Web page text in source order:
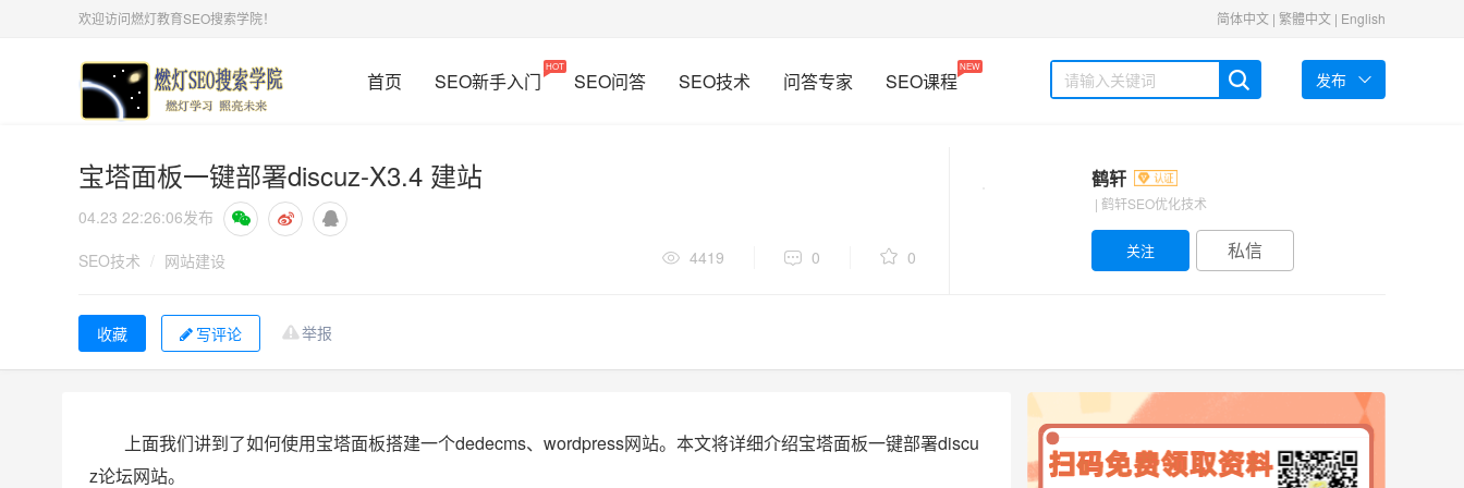
欢迎访问燃灯教育SEO搜索学院！ 简体中文 | 繁體中文 | English
首页 SEO新手入门
HOT
SEO问答 SEO技术 问答专家 SEO课程
NEW
发布
宝塔面板一键部署discuz-X3.4 建站
04.23 22:26:06发布
SEO技术 / 网站建设 4419 0 0
鹤轩
| 鹤轩SEO优化技术
私信
举报
写评论
上面我们讲到了如何使用宝塔面板搭建一个dedecms、wordpress网站。本文将详细介绍宝塔面板一键部署discu
z论坛网站。